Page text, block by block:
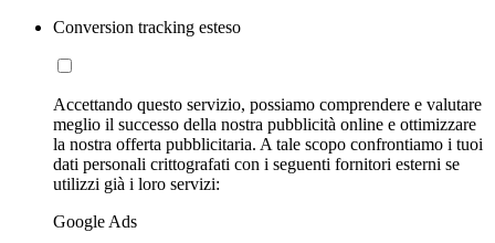
Conversion tracking esteso
Accettando questo servizio, possiamo comprendere e valutare
meglio il successo della nostra pubblicità online e ottimizzare
la nostra offerta pubblicitaria. A tale scopo confrontiamo i tuoi
dati personali crittografati con i seguenti fornitori esterni se
utilizzi già i loro servizi:
Google Ads